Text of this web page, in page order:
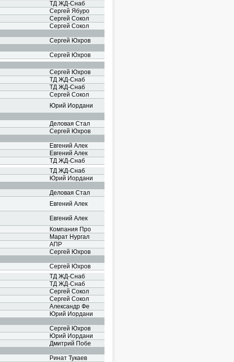
ТД ЖД-Снаб
Сергей Ябуро
Сергей Сокол
Сергей Сокол
Сергей Юхров
Сергей Юхров
Сергей Юхров
ТД ЖД-Снаб
ТД ЖД-Снаб
Сергей Сокол
Юрий Иордани
Деловая Стал
Сергей Юхров
Евгений Алек
Евгений Алек
ТД ЖД-Снаб
ТД ЖД-Снаб
Юрий Иордани
Деловая Стал
Евгений Алек
Евгений Алек
Компания Про
Марат Нургал
АПР
Сергей Юхров
Сергей Юхров
ТД ЖД-Снаб
ТД ЖД-Снаб
Сергей Сокол
Сергей Сокол
Александр Фе
Юрий Иордани
Сергей Юхров
Юрий Иордани
Дмитрий Побе
Ринат Тукаев